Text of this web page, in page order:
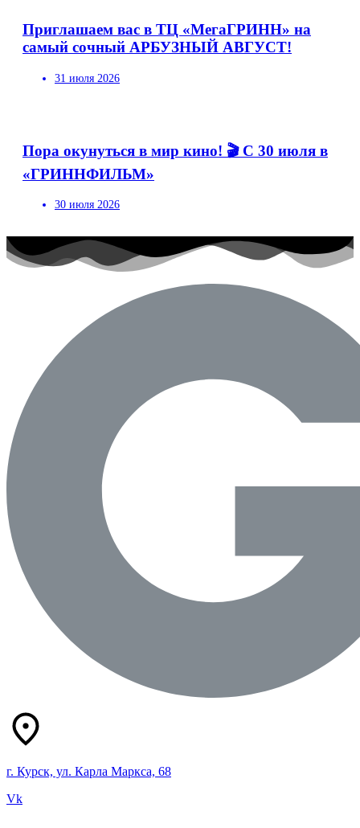
Приглашаем вас в ТЦ «МегаГРИНН» на
самый сочный АРБУЗНЫЙ АВГУСТ!
31 июля 2026
Пора окунуться в мир кино! 🎬 С 30 июля в
«ГРИННФИЛЬМ»
30 июля 2026
г. Курск, ул. Карла Маркса, 68
Vk